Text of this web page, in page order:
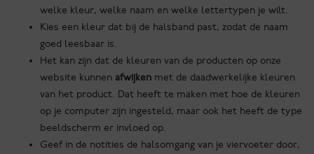
welke kleur, welke naam en welke lettertypen je wilt.
Kies een kleur dat bij de halsband past, zodat de naam
goed leesbaar is.
Het kan zijn dat de kleuren van de producten op onze
website kunnen afwijken met de daadwerkelijke kleuren
van het product. Dat heeft te maken met hoe de kleuren
op je computer zijn ingesteld, maar ook het heeft de type
beeldscherm er invloed op.
Geef in de notities de halsomgang van je viervoeter door,